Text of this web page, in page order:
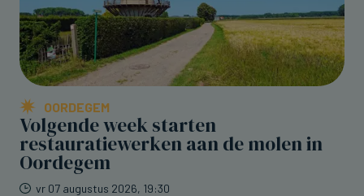
OORDEGEM
Volgende week starten
restauratiewerken aan de molen in
Oordegem
vr 07 augustus 2026, 19:30